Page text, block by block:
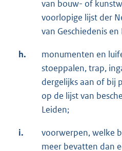
van bouw- of
voorlopige lijst der
van Geschiedenis en
h.
monumenten en
stoeppalen, trap,
dergelijks aan of bij
op de lijst van
Leiden;
i.
voorwerpen, welke
meer bevatten dan